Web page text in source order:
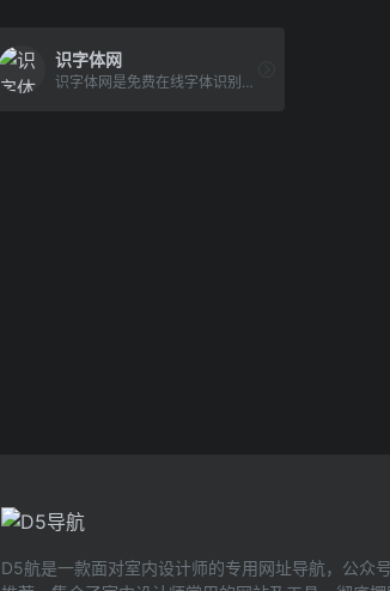
识字体网
识字体网是免费在线字体识别、品牌识别、字体下载、字体搜索和问答社区网站，免费下载Windows、macOS、Linux、Android、iOS/iPad/iPhone字体识别扫一扫软件。无人值守的自动识别和自动/手动拼字，结合人工智能、大数据和搜索技术，可快速识别中文、英文、日文、韩文等全球文字，帮您购买与使用合规字体避免字体侵权风险。
D5航是一款面对室内设计师的专用网址导航，公众号